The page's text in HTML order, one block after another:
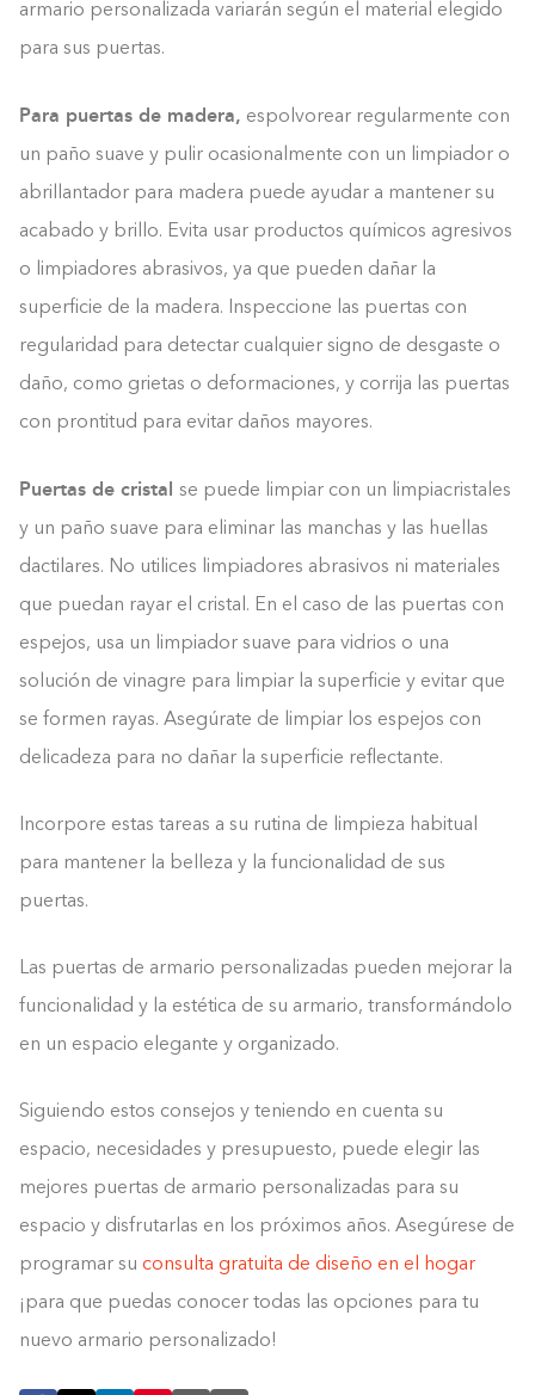
armario personalizada variarán según el material elegido
para sus puertas.
Para puertas de madera, espolvorear regularmente con
un paño suave y pulir ocasionalmente con un limpiador o
abrillantador para madera puede ayudar a mantener su
acabado y brillo. Evita usar productos químicos agresivos
o limpiadores abrasivos, ya que pueden dañar la
superficie de la madera. Inspeccione las puertas con
regularidad para detectar cualquier signo de desgaste o
daño, como grietas o deformaciones, y corrija las puertas
con prontitud para evitar daños mayores.
Puertas de cristal se puede limpiar con un limpiacristales
y un paño suave para eliminar las manchas y las huellas
dactilares. No utilices limpiadores abrasivos ni materiales
que puedan rayar el cristal. En el caso de las puertas con
espejos, usa un limpiador suave para vidrios o una
solución de vinagre para limpiar la superficie y evitar que
se formen rayas. Asegúrate de limpiar los espejos con
delicadeza para no dañar la superficie reflectante.
Incorpore estas tareas a su rutina de limpieza habitual
para mantener la belleza y la funcionalidad de sus
puertas.
Las puertas de armario personalizadas pueden mejorar la
funcionalidad y la estética de su armario, transformándolo
en un espacio elegante y organizado.
Siguiendo estos consejos y teniendo en cuenta su
espacio, necesidades y presupuesto, puede elegir las
mejores puertas de armario personalizadas para su
espacio y disfrutarlas en los próximos años. Asegúrese de
programar su consulta gratuita de diseño en el hogar
¡para que puedas conocer todas las opciones para tu
nuevo armario personalizado!